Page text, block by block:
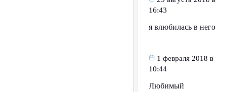
16:43
я влюбилась в него
1 февраля 2018 в
10:44
Любимый